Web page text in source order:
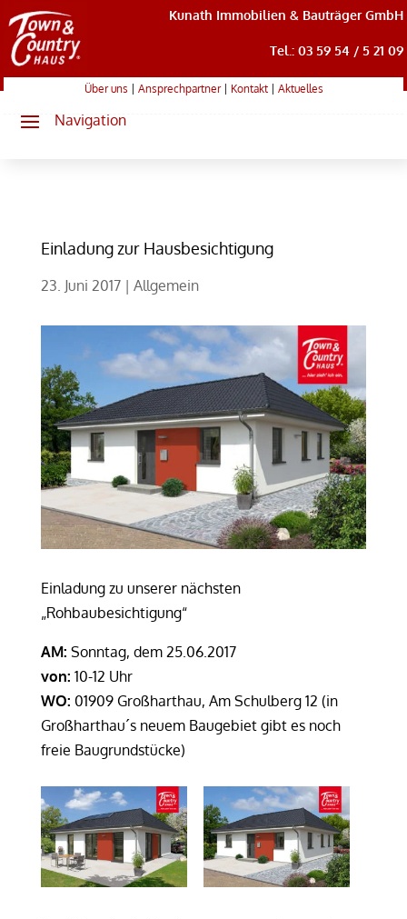
Kunath Immobilien & Bauträger GmbH
Tel.: 03 59 54 / 5 21 09
Über uns Ansprechpartner| Kontakt| Aktuelles
Einladung zur Hausbesichtigung
23. Juni 2017| Allgemein
Einladung zu unserer nächsten
„Rohbaubesichtigung“
AM: Sonntag, dem 25.06.2017
von: 10-12 Uhr
WO: 01909 Großharthau, Am Schulberg 12 (in
Großharthau´s neuem Baugebiet gibt es noch
freie Baugrundstücke)